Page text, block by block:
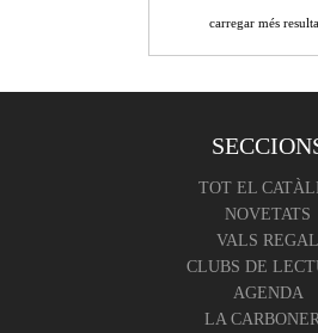
carregar més
TOT EL
NOVETATS
VALS REGAL
CLUBS DE
AGENDA
LA